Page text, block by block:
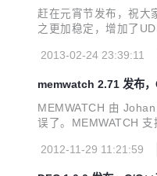
赶在元宵节发布，祝大
之更加稳定，增加了
2013-02-24 23:39:11
memwatch 2.71 发布
MEMWATCH 由
误了。MEMWATCH
2012-11-29 11:21:59